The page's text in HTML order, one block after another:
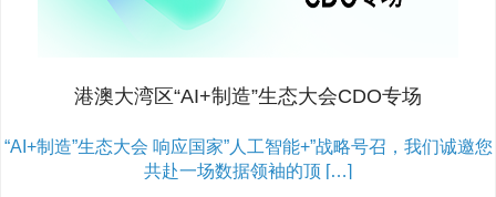
港澳大湾区“AI+制造”生态大会CDO专场
“AI+制造”生态大会 响应国家”人工智能+”战略号召，我们诚邀您
共赴一场数据领袖的顶 […]